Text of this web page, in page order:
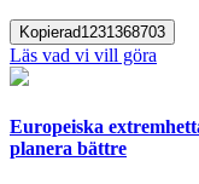
Kopierad1231368703
Läs vad vi vill göra
Europeiska
planera bättre